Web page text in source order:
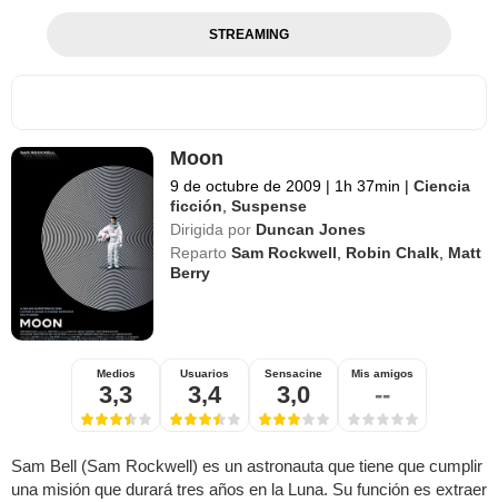
STREAMING
Moon
9 de octubre de 2009 | 1h 37min | Ciencia
ficción ,Suspense
Dirigida por Duncan Jones
Reparto Sam Rockwell Robin Chalk Matt
Berry
Medios
3,3
Usuarios
3,4
Sensacine
3,0
Mis amigos
--
Sam Bell (Sam Rockwell) es un astronauta que tiene que cumplir
una misión que durará tres años en la Luna. Su función es extraer